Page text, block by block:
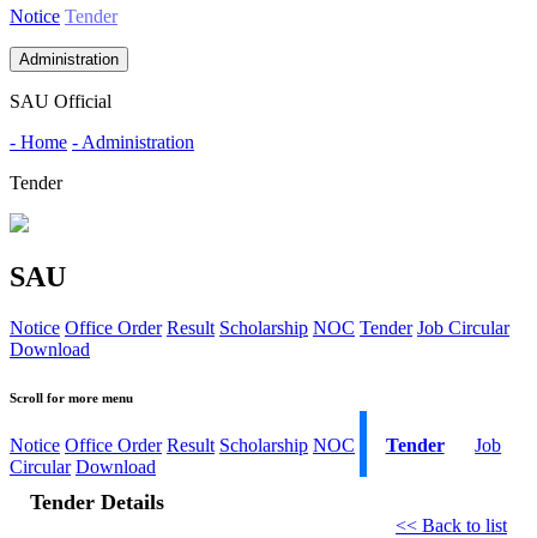
Notice Tender
Administration
SAU Official
- Home - Administration
Tender
SAU
Notice Office Order Result Scholarship NOC Tender Job Circular
Download
Scroll for more menu
Notice Office Order Result Scholarship NOC Tender
Job
Circular Download
Tender Details
<< Back to list